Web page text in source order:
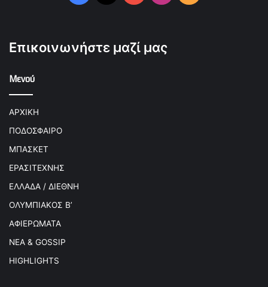
Επικοινωνήστε μαζί μας
Μενού
ΑΡΧΙΚΗ
ΠΟΔΟΣΦΑΙΡΟ
ΜΠΑΣΚΕΤ
ΕΡΑΣΙΤΕΧΝΗΣ
ΕΛΛΑΔΑ / ΔΙΕΘΝΗ
ΟΛΥΜΠΙΑΚΟΣ Β’
ΑΦΙΕΡΩΜΑΤΑ
ΝΕΑ & GOSSIP
HIGHLIGHTS